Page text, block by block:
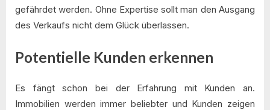
gefährdet werden. Ohne Expertise sollt man den Ausgang
des Verkaufs nicht dem Glück überlassen.
Potentielle Kunden erkennen
Es fängt schon bei der Erfahrung mit Kunden an.
Immobilien werden immer beliebter und Kunden zeigen